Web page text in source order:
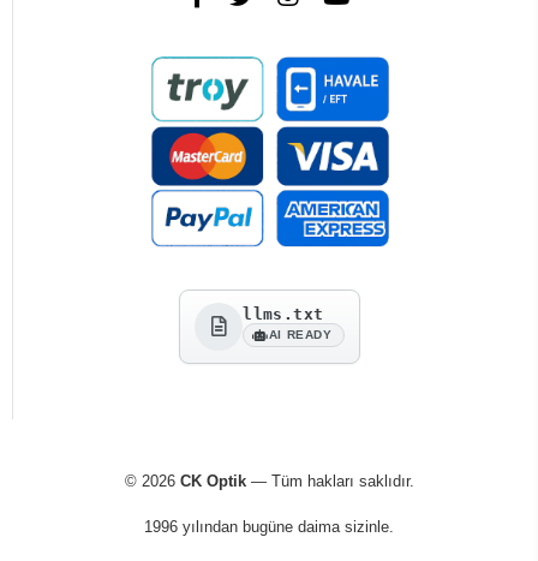
llms.txt
AI READY
© 2026 CK Optik— Tüm hakları saklıdır.
1996 yılından bugüne daima sizinle.